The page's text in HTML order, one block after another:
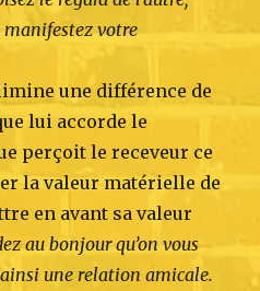
manifestez votre
une différence de
lui accorde le
perçoit le receveur ce
la valeur matérielle de
en avant sa valeur
au bonjour qu’on vous
une relation amicale.